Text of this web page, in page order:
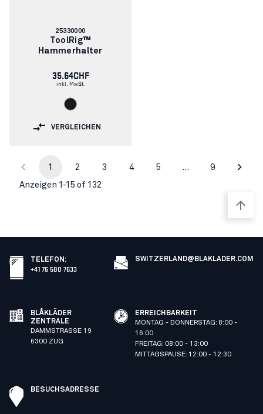
Artikelnummer:
25330000
ToolRig™
Hammerhalter
35.64CHF
inkl. MwSt.
VERGLEICHEN
1 2 3 4 5 … 9
Anzeigen 1-15 of 132
TELEFON :
+41 76 580 7633
SWITZERLAND@BLAKLADER.COM
BLÅKLÄDER
ZENTRALE
DAMMSTRASSE 19
6300 ZUG
ERREICHBARKEIT
MONTAG - DONNERSTAG: 8:00 -
16:00
FREITAG: 08:00 - 13:00
MITTAGSPAUSE: 12:00 - 12:30
BESUCHSADRESSE